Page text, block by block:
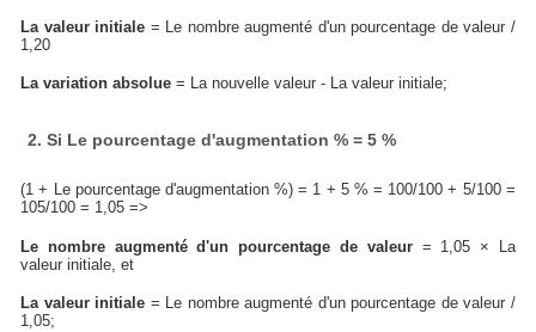
La valeur initiale = Le nombre augmenté d'un pourcentage de valeur /
1,20
La variation absolue = La nouvelle valeur - La valeur initiale;
2. Si Le pourcentage d'augmentation % = 5 %
(1 + Le pourcentage d'augmentation %) = 1 + 5 % = 100/100 + 5/100 =
105/100 = 1,05 =>
Le nombre augmenté d'un pourcentage de valeur= 1,05 × La
valeur initiale, et
La valeur initiale = Le nombre augmenté d'un pourcentage de valeur /
1,05;